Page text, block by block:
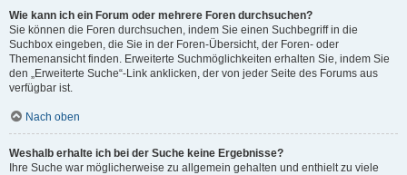
Wie kann ich ein Forum oder mehrere Foren durchsuchen?
Sie können die Foren durchsuchen, indem Sie einen Suchbegriff in die
Suchbox eingeben, die Sie in der Foren-Übersicht, der Foren- oder
Themenansicht finden. Erweiterte Suchmöglichkeiten erhalten Sie, indem Sie
den „Erweiterte Suche“-Link anklicken, der von jeder Seite des Forums aus
verfügbar ist.
Nach oben
Weshalb erhalte ich bei der Suche keine Ergebnisse?
Ihre Suche war möglicherweise zu allgemein gehalten und enthielt zu viele